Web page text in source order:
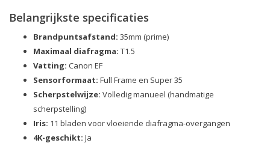
Belangrijkste specificaties
Brandpuntsafstand: 35mm (prime)
Maximaal diafragma: T1.5
Vatting: Canon EF
Sensorformaat: Full Frame en Super 35
Scherpstelwijze: Volledig manueel (handmatige
scherpstelling)
Iris: 11 bladen voor vloeiende diafragma-overgangen
4K-geschikt: Ja